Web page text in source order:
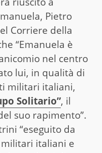
Pietro
Corriere della
“Emanuela è
nel centro
lui, in qualità di
militari italiani,
Solitario”, il
suo rapimento”.
“eseguito da
italiani e